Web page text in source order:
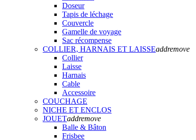
Doseur
Tapis de léchage
Couvercle
Gamelle de voyage
Sac récompense
COLLIER, HARNAIS ET LAISSEaddremove
Collier
Laisse
Harnais
Cable
Accessoire
COUCHAGE
NICHE ET ENCLOS
JOUETaddremove
Balle & Bâton
Frisbee